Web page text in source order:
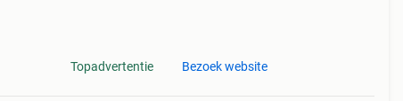
Topadvertentie Bezoek website